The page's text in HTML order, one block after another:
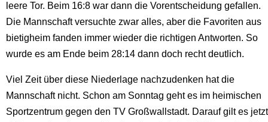
leere Tor. Beim 16:8 war dann die Vorentscheidung gefallen.
Die Mannschaft versuchte zwar alles, aber die Favoriten aus
bietigheim fanden immer wieder die richtigen Antworten. So
wurde es am Ende beim 28:14 dann doch recht deutlich.
Viel Zeit über diese Niederlage nachzudenken hat die
Mannschaft nicht. Schon am Sonntag geht es im heimischen
Sportzentrum gegen den TV Großwallstadt. Darauf gilt es jetzt